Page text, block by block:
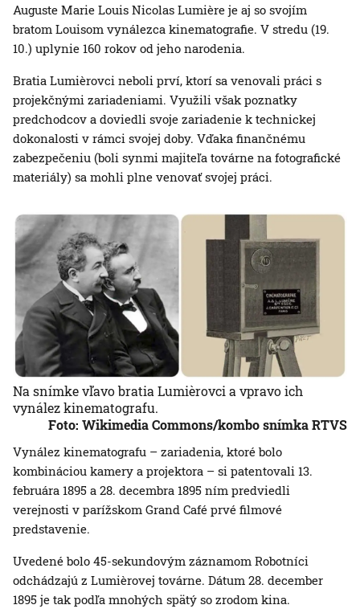
Auguste Marie Louis Nicolas Lumière je aj so svojím
bratom Louisom vynálezca kinematografie. V stredu (19.
10.) uplynie 160 rokov od jeho narodenia.
Bratia Lumièrovci neboli prví, ktorí sa venovali práci s
projekčnými zariadeniami. Využili však poznatky
predchodcov a doviedli svoje zariadenie k technickej
dokonalosti v rámci svojej doby. Vďaka finančnému
zabezpečeniu (boli synmi majiteľa továrne na fotografické
materiály) sa mohli plne venovať svojej práci.
Na snímke vľavo bratia Lumièrovci a vpravo ich
vynález kinematografu.
Foto: Wikimedia Commons/kombo snímka RTVS
Vynález kinematografu – zariadenia, ktoré bolo
kombináciou kamery a projektora – si patentovali 13.
februára 1895 a 28. decembra 1895 ním predviedli
verejnosti v parížskom Grand Café prvé filmové
predstavenie.
Uvedené bolo 45-sekundovým záznamom Robotníci
odchádzajú z Lumièrovej továrne. Dátum 28. december
1895 je tak podľa mnohých spätý so zrodom kina.